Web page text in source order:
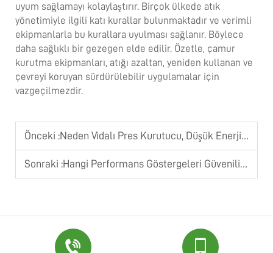
uyum sağlamayı kolaylaştırır. Birçok ülkede atık
yönetimiyle ilgili katı kurallar bulunmaktadır ve verimli
ekipmanlarla bu kurallara uyulması sağlanır. Böylece
daha sağlıklı bir gezegen elde edilir. Özetle, çamur
kurutma ekipmanları, atığı azaltan, yeniden kullanan ve
çevreyi koruyan sürdürülebilir uygulamalar için
vazgeçilmezdir.
Önceki :Neden Vidalı Pres Kurutucu, Düşük Enerjili Su Ayırma Süreçleri İçin Tercih Edilir?
Sonraki :Hangi Performans Göstergeleri Güvenilir Çamur Kurutma Ekipmanını Tanımlar